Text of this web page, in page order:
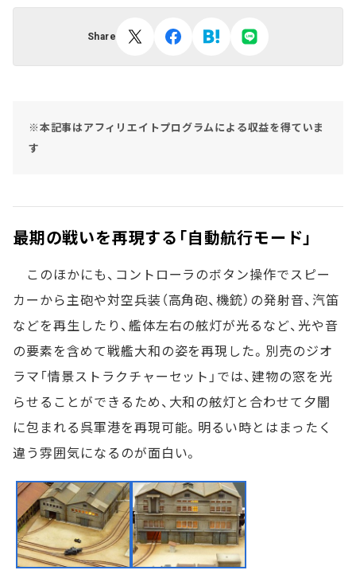
Share
※本記事はアフィリエイトプログラムによる収益を得ていま
す
最期の戦いを再現する「自動航行モード」
このほかにも、コントローラのボタン操作でスピー
カーから主砲や対空兵装（高角砲、機銃）の発射音、汽笛
などを再生したり、艦体左右の舷灯が光るなど、光や音
の要素を含めて戦艦大和の姿を再現した。別売のジオ
ラマ「情景ストラクチャーセット」では、建物の窓を光
らせることができるため、大和の舷灯と合わせて夕闇
に包まれる呉軍港を再現可能。明るい時とはまったく
違う雰囲気になるのが面白い。